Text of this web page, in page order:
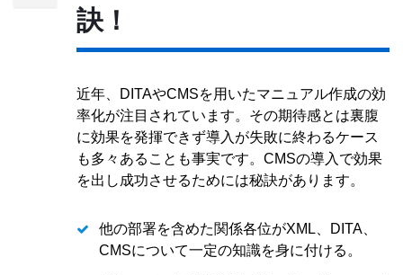
訣！
近年、DITAやCMSを用いたマニュアル作成の効
率化が注目されています。その期待感とは裏腹
に効果を発揮できず導入が失敗に終わるケース
も多々あることも事実です。CMSの導入で効果
を出し成功させるためには秘訣があります。
他の部署を含めた関係各位がXML、DITA、
CMSについて一定の知識を身に付ける。